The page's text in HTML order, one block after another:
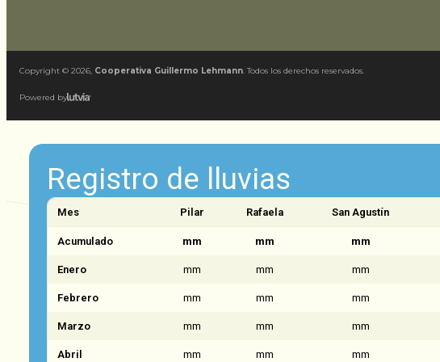
Copyright © 2026, Cooperativa Guillermo Lehmann. Todos los derechos reservados.
Powered by
Registro de lluvias
Mes Pilar Rafaela San Agustín
Acumulado mm mm mm
Enero mm mm mm
Febrero mm mm mm
Marzo mm mm mm
Abril mm mm mm